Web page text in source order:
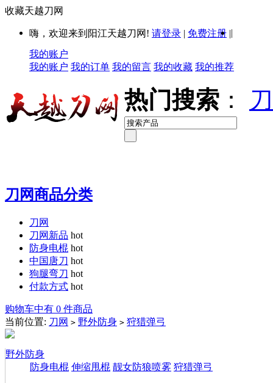
收藏天越刀网
嗨，欢迎来到阳江天越刀网! 请登录 | 免费注册 ||
我的账户
我的账户 我的订单 我的留言 我的收藏 我的推荐
热门搜索 ：
刀网商品分类
刀网
刀网新品 hot
防身电棍 hot
中国唐刀 hot
狗腿弯刀 hot
付款方式 hot
购物车中有 0 件商品
当前位置: 刀网 > 野外防身 > 狩猎弹弓
野外防身
防身电棍 伸缩甩棍 靓女防狼喷雾 狩猎弹弓